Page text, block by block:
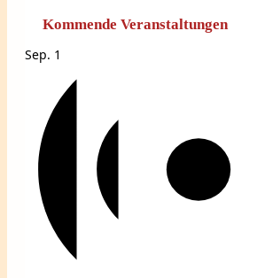
Kommende Veranstaltungen
Sep. 1